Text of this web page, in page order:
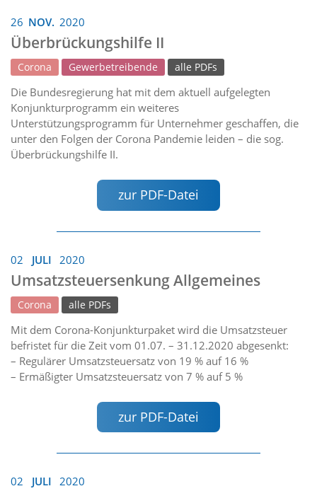
26 NOV. 2020
Überbrückungshilfe II
Corona Gewerbetreibende alle PDFs
Die Bundesregierung hat mit dem aktuell aufgelegten
Konjunkturprogramm ein weiteres
Unterstützungsprogramm für Unternehmer geschaffen, die
unter den Folgen der Corona Pandemie leiden – die sog.
Überbrückungshilfe II.
zur PDF-Datei
02 JULI 2020
Umsatzsteuersenkung Allgemeines
Corona alle PDFs
Mit dem Corona-Konjunkturpaket wird die Umsatzsteuer
befristet für die Zeit vom 01.07. – 31.12.2020 abgesenkt:
– Regulärer Umsatzsteuersatz von 19 % auf 16 %
– Ermäßigter Umsatzsteuersatz von 7 % auf 5 %
zur PDF-Datei
02 JULI 2020